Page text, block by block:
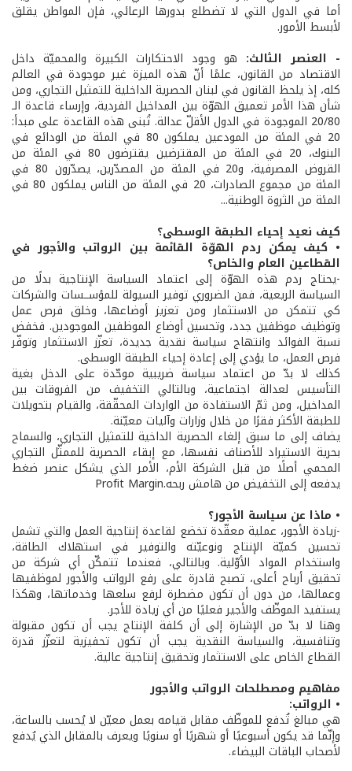
أما في الدول التي لا تضطلع بدورها الرعائي، فإن المواطن يقلق
لأبسط الأمور.
- العنصر الثالث: هو وجود الاحتكارات الكبيرة والمحميّة داخل
الاقتصاد من القانون، علمًا أنّ هذه الميزة غير موجودة في العالم
كله، إذ يلحظ القانون في لبنان الحصرية الداخلية للتمثيل التجاري، ومن
شأن هذا الأمر تعميق الهوّة بين المداخيل الفردية، وإرساء قاعدة الـ
20/80 الموجودة في الدول الأقلّ عدالة. تُبنى هذه القاعدة على مبدأ:
20 في المئة من المودعين يملكون 80 في المئة من الودائع في
البنوك، 20 في المئة من المقترضين يقترضون 80 في المئة من
القروض المصرفية، و20 في المئة من المصدّرين، يصدّرون 80 في
المئة من مجموع الصادرات، 20 في المئة من الناس يملكون 80 في
المئة من الثروة الوطنية...
كيف نعيد إحياء الطبقة الوسطى؟
• كيف يمكن ردم الهوّة القائمة بين الرواتب والأجور في
القطاعين العام والخاص؟
-يحتاج ردم هذه الهوّة إلى اعتماد السياسة الإنتاجية بدلًا من
السياسة الريعية، فمن الضروري توفير السيولة للمؤســسات والشركات
كي تتمكن من الاستثمار ومن تعزيز أوضاعها، وخلق فرص عمل
وتوظيف موظفين جدد، وتحسين أوضاع الموظفين الموجودين. فخفض
نسبة الفوائد وانتهاج سياسة نقدية جديدة، تعزّز الاستثمار وتوفّر
فرص العمل، ما يؤدي إلى إعادة إحياء الطبقة الوسطى.
كذلك لا بدّ من اعتماد سياسة ضريبية موحّدة على الدخل بغية
التأسيس لعدالة اجتماعية، وبالتالي التخفيف من الفروقات بين
المداخيل، ومن ثمّ الاستفادة من الواردات المحقّقة، والقيام بتحويلات
للطبقة الأكثر فقرًا من خلال وزارات وآليات معيّنة.
يضاف إلى ما سبق إلغاء الحصرية الداخية للتمثيل التجاري، والسماح
بحرية الاستيراد للأصناف نفسها، مع إبقاء الحصرية للممثّل التجاري
المحمي أصلًا من قبل الشركة الأم، الأمر الذي يشكل عنصر ضغط
يدفعه إلى التخفيض من هامش ربحه.Profit Margin
• ماذا عن سياسة الأجور؟
-زيادة الأجور، عملية معقّدة تخضع لقاعدة إنتاجية العمل والتي تشمل
تحسين كميّة الإنتاج ونوعيّته والتوفير في استهلاك الطاقة،
واستخدام المواد الأوّلية. وبالتالي، فعندما تتمكّن أي شركة من
تحقيق أرباح أعلى، تصبح قادرة على رفع الرواتب والأجور لموظفيها
وعمالها، من دون أن تكون مضطرة لرفع سلعها وخدماتها، وهكذا
يستفيد الموظّف والأجير فعليًا من أي زيادة للأجر.
وهنا لا بدّ من الإشارة إلى أن كلفة الإنتاج يجب أن تكون مقبولة
وتنافسية، والسياسة النقدية يجب أن تكون تحفيزية لتعزّز قدرة
القطاع الخاص على الاستثمار وتحقيق إنتاجية عالية.
مفاهيم ومصطلحات الرواتب والأجور
• الرواتب:
هي مبالغ تُدفع للموظّف مقابل قيامه بعمل معيّن لا يُحسب بالساعة،
وإنّما قد يكون أسبوعيًا أو شهريًا أو سنويًا ويعرف بالمقابل الذي يُدفع
لأصحاب الباقات البيضاء.